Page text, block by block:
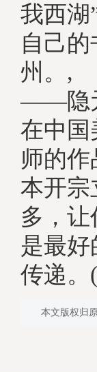
我西湖
自己
州。,
——隐
在中国
师的
本开宗
多，
是最
传递。
本文版权归